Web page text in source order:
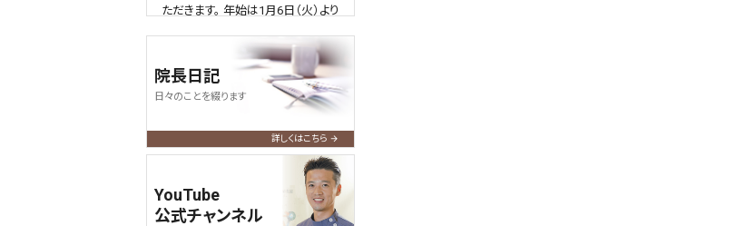
ただきます。 年始は1月6日（火）より
何卒よろしくお願い申し上げます。
query_builder2025.04.09
せ】
令和7年のGWも通常通り営業いた
よろしくお願い申し上げます。
院長日記
日々のことを綴ります
詳しくはこちら
YouTube
公式チャンネル